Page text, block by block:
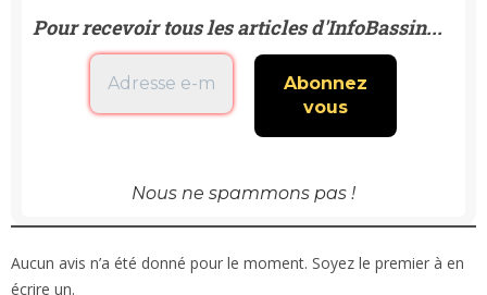
Pour recevoir tous les articles d'InfoBassin...
Nous ne spammons pas !
Aucun avis n’a été donné pour le moment. Soyez le premier à en
écrire un.